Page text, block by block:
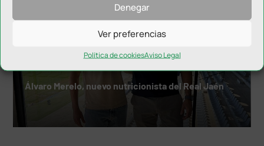
Denegar
Ver preferencias
Política de cookiesAviso Legal
Álvaro Merelo, nuevo nutricionista del Real Jaén